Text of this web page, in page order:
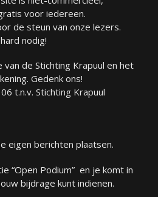
voor iedereen.
de steun van onze lezers.
nodig!
van de Stichting Krapuul en het
Gedenk ons!
t.n.v. Stichting Krapuul
eigen berichten plaatsen.
“Open Podium” en je komt in
bijdrage kunt indienen.